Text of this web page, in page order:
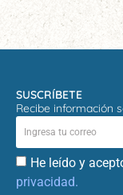
SUSCRÍBETE
Recibe información
He leído y
privacidad.